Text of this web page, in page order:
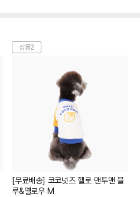
상품2
[무료배송] 코코넛즈 헬로 맨투맨 블
루&옐로우 M